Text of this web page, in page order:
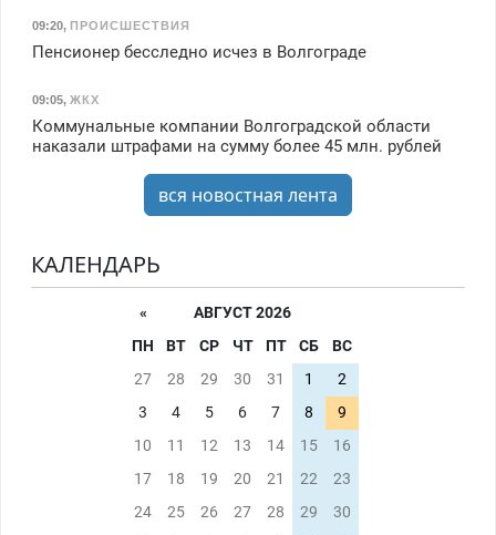
09:20, ПРОИСШЕСТВИЯ
Пенсионер бесследно исчез в Волгограде
09:05, ЖКХ
Коммунальные компании Волгоградской области
наказали штрафами на сумму более 45 млн. рублей
вся новостная лента
КАЛЕНДАРЬ
«
АВГУСТ 2026
ПН
ВТ СР ЧТ ПТ СБ
ВС
27
28 29 30 31 1
2
3
4 5 6 7 8
9
10
11 12 13 14 15
16
17
18 19 20 21 22
23
24
25 26 27 28 29
30